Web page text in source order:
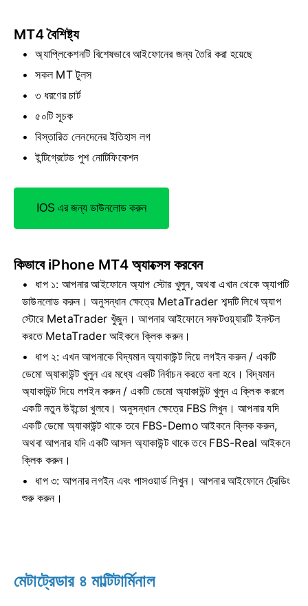
MT4 বৈশিষ্ট্য
অ্যাপ্লিকেশনটি বিশেষভাবে আইফোনের জন্য তৈরি করা হয়েছে
সকল MT টুলস
৩ ধরণের চার্ট
৫০টি সূচক
বিস্তারিত লেনদেনের ইতিহাস লগ
ইন্টিগ্রেটেড পুশ নোটিফিকেশন
IOS এর জন্য ডাউনলোড করুন
কিভাবে iPhone MT4 অ্যাক্সেস করবেন
ধাপ ১: আপনার আইফোনে অ্যাপ স্টোর খুলুন, অথবা এখান থেকে অ্যাপটি
ডাউনলোড করুন। অনুসন্ধান ক্ষেত্রে MetaTrader শব্দটি লিখে অ্যাপ
স্টোরে MetaTrader খুঁজুন। আপনার আইফোনে সফটওয়্যারটি ইনস্টল
করতে MetaTrader আইকনে ক্লিক করুন।
ধাপ ২: এখন আপনাকে বিদ্যমান অ্যাকাউন্ট দিয়ে লগইন করুন / একটি
ডেমো অ্যাকাউন্ট খুলুন এর মধ্যে একটি নির্বাচন করতে বলা হবে। বিদ্যমান
অ্যাকাউন্ট দিয়ে লগইন করুন / একটি ডেমো অ্যাকাউন্ট খুলুন এ ক্লিক করলে
একটি নতুন উইন্ডো খুলবে। অনুসন্ধান ক্ষেত্রে FBS লিখুন। আপনার যদি
একটি ডেমো অ্যাকাউন্ট থাকে তবে FBS-Demo আইকনে ক্লিক করুন,
অথবা আপনার যদি একটি আসল অ্যাকাউন্ট থাকে তবে FBS-Real আইকনে
ক্লিক করুন।
ধাপ ৩: আপনার লগইন এবং পাসওয়ার্ড লিখুন। আপনার আইফোনে ট্রেডিং
শুরু করুন।
মেটাট্রেডার ৪ মাল্টিটার্মিনাল